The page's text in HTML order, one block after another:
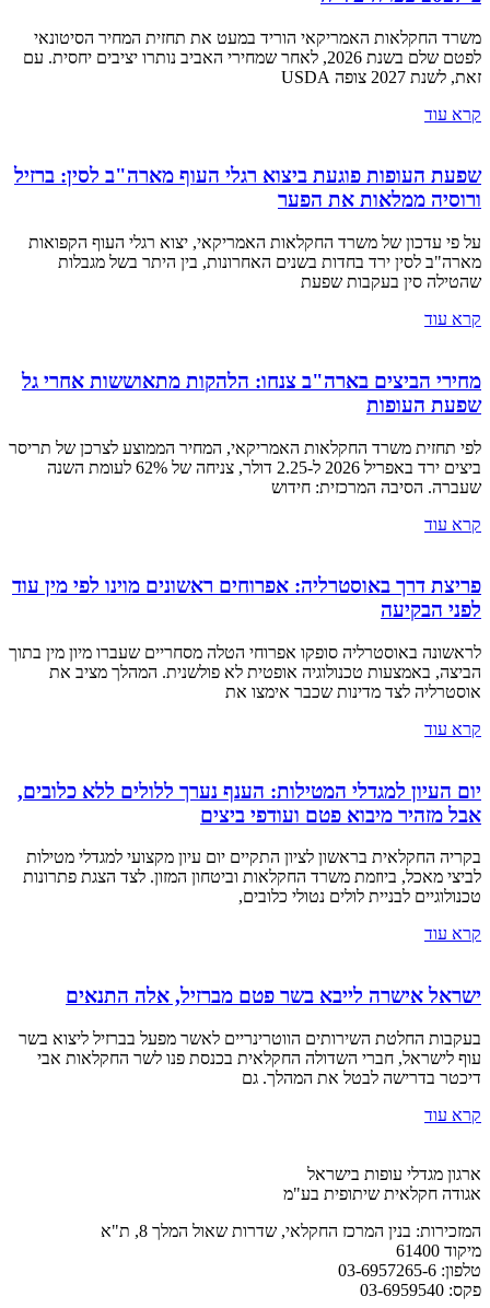
משרד החקלאות האמריקאי הוריד במעט את תחזית המחיר הסיטונאי
לפטם שלם בשנת 2026, לאחר שמחירי האביב נותרו יציבים יחסית. עם
זאת, לשנת 2027 צופה USDA
קרא עוד
שפעת העופות פוגעת ביצוא רגלי העוף מארה"ב לסין: ברזיל
ורוסיה ממלאות את הפער
על פי עדכון של משרד החקלאות האמריקאי, יצוא רגלי העוף הקפואות
מארה"ב לסין ירד בחדות בשנים האחרונות, בין היתר בשל מגבלות
שהטילה סין בעקבות שפעת
קרא עוד
מחירי הביצים בארה"ב צנחו: הלהקות מתאוששות אחרי גל
שפעת העופות
לפי תחזית משרד החקלאות האמריקאי, המחיר הממוצע לצרכן של תריסר
ביצים ירד באפריל 2026 ל-2.25 דולר, צניחה של 62% לעומת השנה
שעברה. הסיבה המרכזית: חידוש
קרא עוד
פריצת דרך באוסטרליה: אפרוחים ראשונים מוינו לפי מין עוד
לפני הבקיעה
לראשונה באוסטרליה סופקו אפרוחי הטלה מסחריים שעברו מיון מין בתוך
הביצה, באמצעות טכנולוגיה אופטית לא פולשנית. המהלך מציב את
אוסטרליה לצד מדינות שכבר אימצו את
קרא עוד
יום העיון למגדלי המטילות: הענף נערך ללולים ללא כלובים,
אבל מזהיר מיבוא פטם ועודפי ביצים
בקריה החקלאית בראשון לציון התקיים יום עיון מקצועי למגדלי מטילות
לביצי מאכל, ביוזמת משרד החקלאות וביטחון המזון. לצד הצגת פתרונות
טכנולוגיים לבניית לולים נטולי כלובים,
קרא עוד
ישראל אישרה לייבא בשר פטם מברזיל, אלה התנאים
בעקבות החלטת השירותים הווטרינריים לאשר מפעל בברזיל ליצוא בשר
עוף לישראל, חברי השדולה החקלאית בכנסת פנו לשר החקלאות אבי
דיכטר בדרישה לבטל את המהלך. גם
קרא עוד
ארגון מגדלי עופות בישראל
אגודה חקלאית שיתופית בע"מ
המזכירות: בנין המרכז החקלאי, שדרות שאול המלך 8, ת"א
מיקוד 61400
טלפון: 03-6957265-6
פקס: 03-6959540